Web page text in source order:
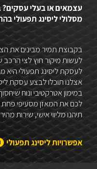
עצמאים או בעלי עסקים?
מסלולי ליסינג תפעולי
בקבוצת תמיר מבינים את
לעשות מיקור חוץ לצי
לעסקת ליסינג תפעולי היא
אצלנו תוכלו לבצע עסקת
במימון אטרקטיבי ונוח
לכם את המאזן מסעיפי פחת
תיהנו מליווי אישי, שירות
אפשרויות ליסינג תפעולי